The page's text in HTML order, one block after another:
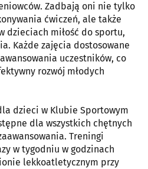
Zadbają oni nie tylko
ćwiczeń, ale także
dzieciach miłość do sportu,
Każde zajęcia dostosowane
uczestników, co
rozwój młodych
dzieci w Klubie Sportowym
dla wszystkich chętnych
Treningi
w tygodniu w godzinach
lekkoatletycznym przy